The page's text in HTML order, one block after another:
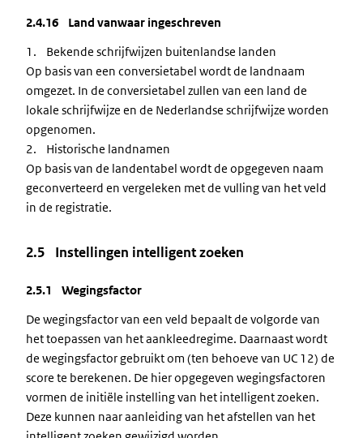
2.4.16 Land vanwaar ingeschreven
1. Bekende schrijfwijzen buitenlandse landen
Op basis van een conversietabel wordt de landnaam
omgezet. In de conversietabel zullen van een land de
lokale schrijfwijze en de Nederlandse schrijfwijze worden
opgenomen.
2. Historische landnamen
Op basis van de landentabel wordt de opgegeven naam
geconverteerd en vergeleken met de vulling van het veld
in de registratie.
2.5 Instellingen intelligent zoeken
2.5.1 Wegingsfactor
De wegingsfactor van een veld bepaalt de volgorde van
het toepassen van het aankleedregime. Daarnaast wordt
de wegingsfactor gebruikt om (ten behoeve van UC 12) de
score te berekenen. De hier opgegeven wegingsfactoren
vormen de initiële instelling van het intelligent zoeken.
Deze kunnen naar aanleiding van het afstellen van het